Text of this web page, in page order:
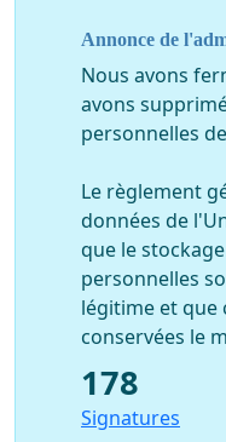
Annonce de
Nous avons
avons
personnelles
Le règlement
données de
que le
personnelles
légitime et
conservées le
178
Signatures